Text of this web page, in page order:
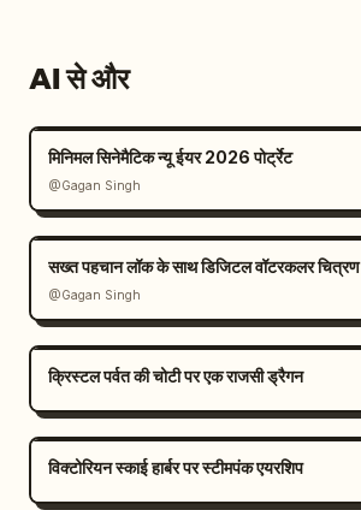
AI से और
मिनिमल सिनेमैटिक न्यू ईयर 2026 पोर्ट्रेट
@Gagan Singh
सख्त पहचान लॉक के साथ डिजिटल वॉटरकलर चित्रण
@Gagan Singh
क्रिस्टल पर्वत की चोटी पर एक राजसी ड्रैगन
विक्टोरियन स्काई हार्बर पर स्टीमपंक एयरशिप